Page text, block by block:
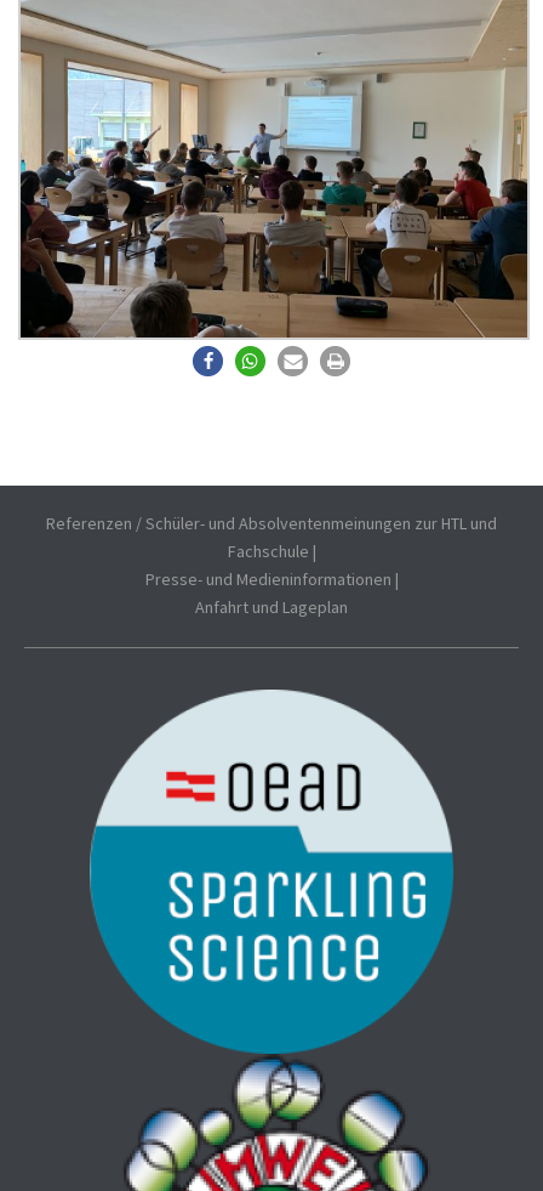
Referenzen / Schüler- und Absolventenmeinungen zur HTL und
Fachschule |
Presse- und Medieninformationen |
Anfahrt und Lageplan